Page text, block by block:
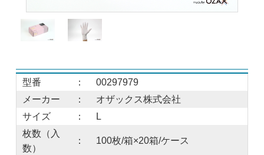
型番 ：
00297979
メーカー
：
オザックス株式会社
サイズ
：
L
枚数（入
数）
： 100枚/箱×20箱/ケース